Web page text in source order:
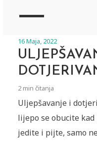
16 Maja, 2022
2 min čitanja
Uljepšavanje i
lijepo se obucite
jedite i pijte, samo